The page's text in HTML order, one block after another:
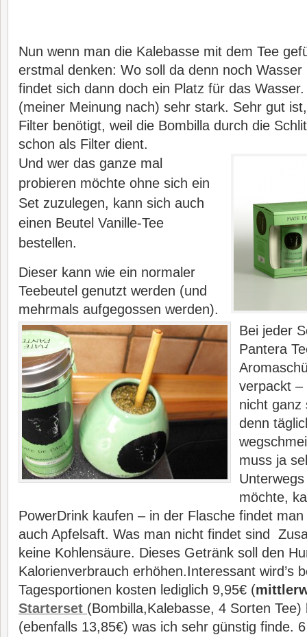
Nun wenn man die Kalebasse mit dem Tee
erstmal denken: Wo soll da denn noch
findet sich dann doch ein Platz für das
(meiner Meinung nach) sehr stark. Sehr gut
Filter benötigt, weil die Bombilla durch die
schon als Filter dient.
Und wer das ganze mal
probieren möchte ohne sich ein
Set zuzulegen, kann sich auch
einen Beutel Vanille-Tee
bestellen.
Dieser kann wie ein normaler
Teebeutel genutzt werden (und
mehrmals aufgegossen werden).
Bei jeder
Pantera
verpackt –
nicht ganz
denn
muss ja
möchte,
PowerDrink kaufen – in der Flasche findet
auch Apfelsaft. Was man nicht findet sind
keine Kohlensäure. Dieses Getränk soll den
Kalorienverbrauch erhöhen.Interessant wird’s
Tagesportionen kosten lediglich 9,95€ (
Starterset (Bombilla,Kalebasse, 4 Sorten
(ebenfalls 13,85€) was ich sehr günstig finde.